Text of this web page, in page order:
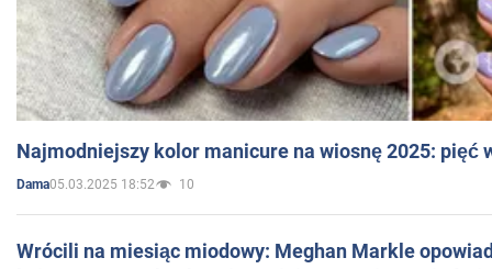
Najmodniejszy kolor manicure na wiosnę 2025: pięć
Dama05.03.2025 18:52 10
Wrócili na miesiąc miodowy: Meghan Markle